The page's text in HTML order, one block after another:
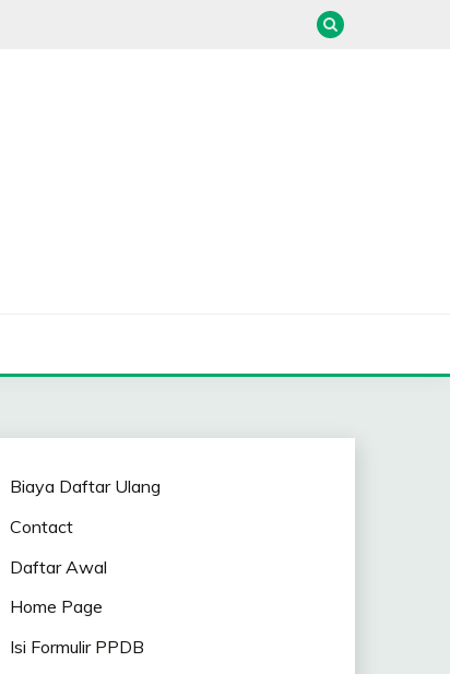
Biaya Daftar Ulang
Contact
Daftar Awal
Home Page
Isi Formulir PPDB